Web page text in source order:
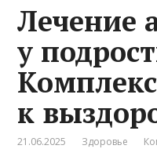
Лечение
у
к
21.06.2025 Здоровье